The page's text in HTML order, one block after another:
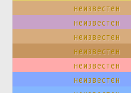
неизвестен
неизвестен
неизвестен
неизвестен
неизвестен
неизвестен